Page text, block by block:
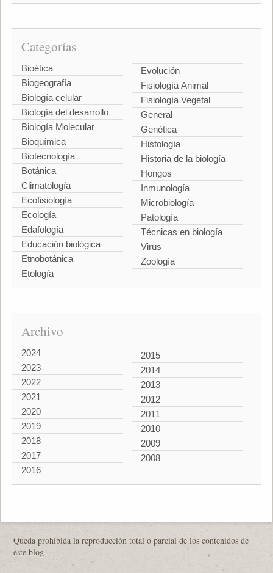
Categorías
Bioética
Biogeografía
Biología celular
Biología del desarrollo
Biología Molecular
Bioquímica
Biotecnología
Botánica
Climatología
Ecofisiología
Ecología
Edafología
Educación biológica
Etnobotánica
Etología
Evolución
Fisiología Animal
Fisiología Vegetal
General
Genética
Histología
Historia de la biología
Hongos
Inmunología
Microbiología
Patología
Técnicas en biología
Virus
Zoología
Archivo
2024
2023
2022
2021
2020
2019
2018
2017
2016
2015
2014
2013
2012
2011
2010
2009
2008
Queda prohibida la reproducción total o parcial de los contenidos de
este blog